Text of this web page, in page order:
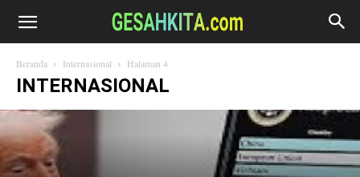
Beranda Internasional Halaman 4
INTERNASIONAL